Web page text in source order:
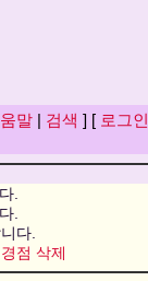
말| 검색 ] [ 로그인
.
.
다.
점 삭제